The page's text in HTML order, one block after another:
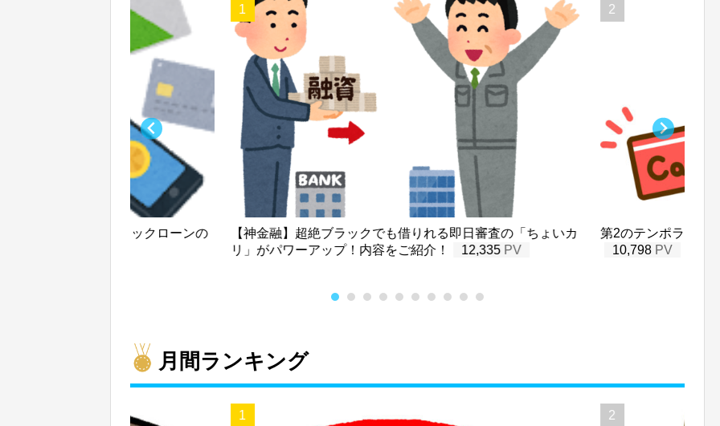
エアウオレットクイックローンの
【神金融】超絶ブラックでも借りれる即日審査の「ちょいカ
リ」がパワーアップ！内容をご紹介！
12,335
第2のテンポラリー
10,798
月間ランキング